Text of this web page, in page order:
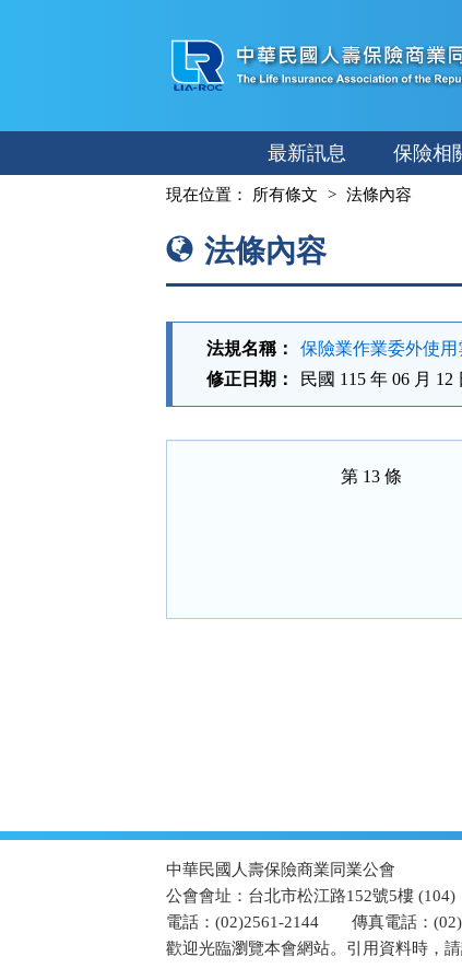
容
最新訊息 保險相
現在位置： 所有條文 法條內容
法條內容
法規名稱：
保險業作業委外使
修正日期：
民國 115 年 06 月 12
第 13 條
中華民國人壽保險商業同業公會
公會會址：台北市松江路152號5樓 (104)
電話：(02)2561-2144
傳真電話：
歡迎光臨瀏覽本會網站。引用資料時，